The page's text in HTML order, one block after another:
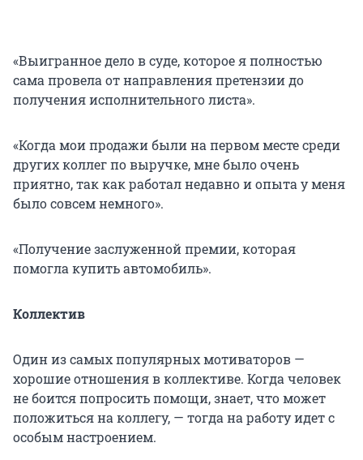
«Выигранное дело в суде, которое я полностью
сама провела от направления претензии до
получения исполнительного листа».
«Когда мои продажи были на первом месте среди
других коллег по выручке, мне было очень
приятно, так как работал недавно и опыта у меня
было совсем немного».
«Получение заслуженной премии, которая
помогла купить автомобиль».
Коллектив
Один из самых популярных мотиваторов —
хорошие отношения в коллективе. Когда человек
не боится попросить помощи, знает, что может
положиться на коллегу, — тогда на работу идет с
особым настроением.